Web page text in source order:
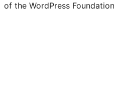
of the WordPress